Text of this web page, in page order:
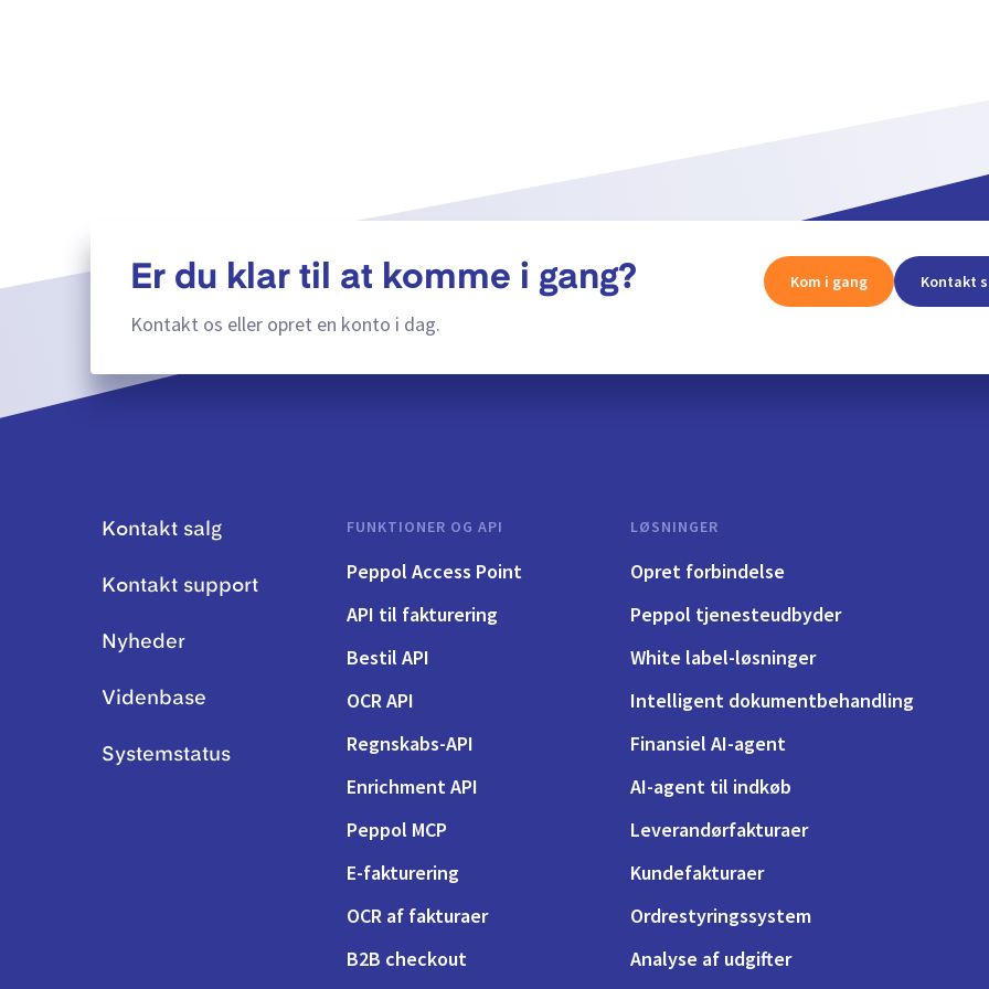
Er du klar til at komme i gang?
Kontakt os eller opret en konto i dag.
Kom i gang Kontakt
Kontakt salg
Kontakt support
Nyheder
Videnbase
Systemstatus
FUNKTIONER OG API
Peppol Access Point
API til fakturering
Bestil API
OCR API
Regnskabs-API
Enrichment API
Peppol MCP
E-fakturering
OCR af fakturaer
B2B checkout
LØSNINGER
Opret forbindelse
Peppol tjenesteudbyder
White label-løsninger
Intelligent dokumentbehandling
Finansiel AI-agent
AI-agent til indkøb
Leverandørfakturaer
Kundefakturaer
Ordrestyringssystem
Analyse af udgifter